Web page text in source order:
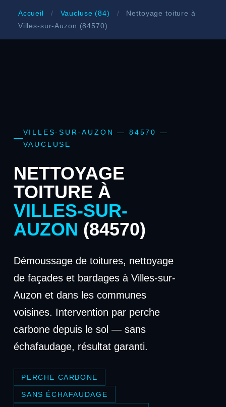
Accueil / Vaucluse (84) /
Nettoyage toiture à
Villes-sur-Auzon (84570)
VILLES-SUR-AUZON — 84570 —
VAUCLUSE
NETTOYAGE
TOITURE À
VILLES-SUR-
AUZON (84570)
Démoussage de toitures, nettoyage
de façades et bardages à Villes-sur-
Auzon et dans les communes
voisines. Intervention par perche
carbone depuis le sol — sans
échafaudage, résultat garanti.
PERCHE CARBONE
SANS ÉCHAFAUDAGE